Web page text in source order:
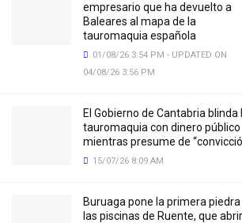
empresario que ha devuelto a
Baleares al mapa de la
tauromaquia española
01/08/26 3:54 PM - UPDATED ON
04/08/26 3:56 PM
El Gobierno de Cantabria blinda
tauromaquia con dinero público
mientras presume de
15/07/26 8:09 AM
Buruaga pone la primera piedra
las piscinas de Ruente, que